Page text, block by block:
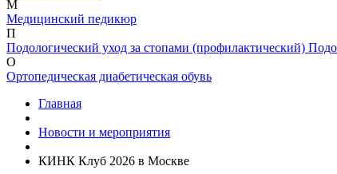
М
Медицинский педикюр
П
Подологический уход за стопами (профилактический)
О
Ортопедическая диабетическая обувь
Главная
Новости и мероприятия
КИНК Клуб 2026 в Москве